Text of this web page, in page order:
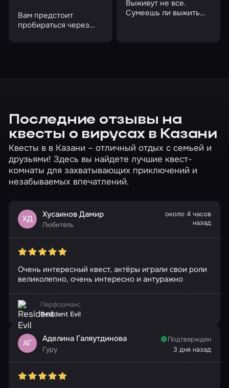
Вам предстоит
пробираться через
Выживут не все.
Сумеешь ли выжить
Последние отзывы на
квесты о вирусах в Казани
Квесты в в Казани – отличный отдых с семьей и
друзьями! Здесь вы найдете лучшие квест-
комнаты для захватывающих приключений и
незабываемых впечатлений.
ХД Хусаинов Дамир
Любитель
около 4 часов
назад
Очень интересный квест, актёры играли свои роли
великолепно, очень интересно и антуражно
Перформанс
Resident Evil
АГ Аделина Галяутдинова
Гуру
Подтвержден
3 дня назад